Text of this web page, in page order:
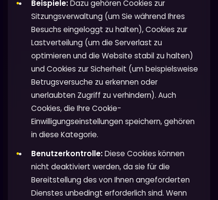
Beispiele:Dazu gehören Cookies zur
Sitzungsverwaltung (um Sie während Ihres
Besuchs eingeloggt zu halten), Cookies zur
Lastverteilung (um die Serverlast zu
optimieren und die Website stabil zu halten)
und Cookies zur Sicherheit (um beispielsweise
Betrugsversuche zu erkennen oder
unerlaubten Zugriff zu verhindern). Auch
Cookies, die Ihre Cookie-
Einwilligungseinstellungen speichern, gehören
in diese Kategorie.
Benutzerkontrolle:Diese Cookies können
nicht deaktiviert werden, da sie für die
Bereitstellung des von Ihnen angeforderten
Dienstes unbedingt erforderlich sind. Wenn